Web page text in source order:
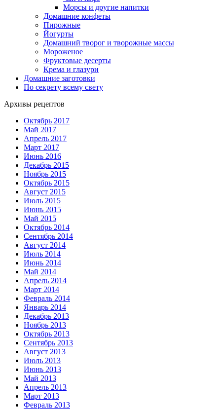
Морсы и другие напитки
Домашние конфеты
Пирожные
Йогурты
Домашний творог и творожные массы
Мороженое
Фруктовые десерты
Крема и глазури
Домашние заготовки
По секрету всему свету
Архивы рецептов
Октябрь 2017
Май 2017
Апрель 2017
Март 2017
Июнь 2016
Декабрь 2015
Ноябрь 2015
Октябрь 2015
Август 2015
Июль 2015
Июнь 2015
Май 2015
Октябрь 2014
Сентябрь 2014
Август 2014
Июль 2014
Июнь 2014
Май 2014
Апрель 2014
Март 2014
Февраль 2014
Январь 2014
Декабрь 2013
Ноябрь 2013
Октябрь 2013
Сентябрь 2013
Август 2013
Июль 2013
Июнь 2013
Май 2013
Апрель 2013
Март 2013
Февраль 2013